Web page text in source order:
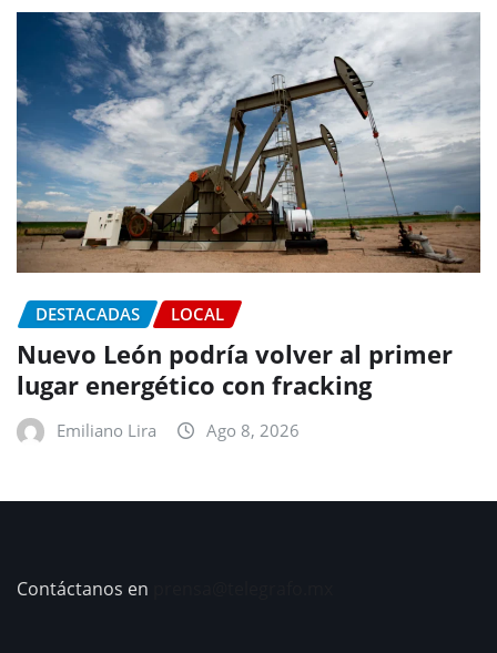
DESTACADAS LOCAL
Nuevo León podría volver al primer
lugar energético con fracking
Emiliano Lira Ago 8, 2026
Contáctanos en